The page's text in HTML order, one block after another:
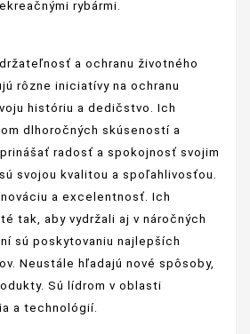
rybármi.
a ochranu životného
rôzne iniciatívy na ochranu
históriu a dedičstvo. Ich
dlhoročných skúseností a
radosť a spokojnosť svojim
svojou kvalitou a spoľahlivosťou.
a excelentnosť. Ich
tak, aby vydržali aj v náročných
sú poskytovaniu najlepších
Neustále hľadajú nové spôsoby,
Sú lídrom v oblasti
a technológií.